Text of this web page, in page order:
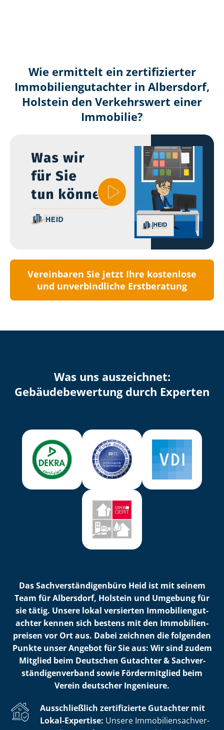
Wie ermittelt ein zertifizierter
Immobilien­gutachter in Albersdorf,
Holstein den Verkehrswert einer
Immobilie?
Vereinbaren Sie jetzt Ihre kostenlose
und unverbindliche Erstberatung
Was uns auszeichnet:
Ge­bäu­de­be­wer­tung durch Experten
Das Sach­ver­stän­di­gen­bü­ro Heid ist mit seinem
Team für Albersdorf, Holstein und Umgebung für
sie tätig. Unsere lokal versierten Im­mo­bi­li­en­gut­
ach­ter kennen sich bestens mit den Im­mo­bi­li­en­
prei­sen vor Ort aus. Dabei zeichnen die folgenden
Punkte unser Angebot für Sie aus: Wir sind zudem
Mitglied beim Deutschen Gutachter & Sach­ver­
stän­di­gen­ver­band sowie Fördermitglied beim
Verein deutscher Ingenieure.
Ausschließlich zertifizierte Gutachter mit
Lokal-Expertise: Unsere Im­mo­bi­li­en­sach­ver­